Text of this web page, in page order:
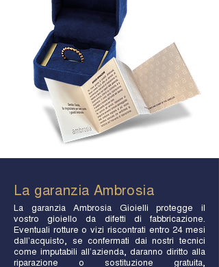
La garanzia Ambrosia
La garanzia Ambrosia Gioielli protegge il
vostro gioiello da difetti di fabbricazione.
Eventuali rotture o vizi riscontrati entro 24 mesi
dall’acquisto, se confermati dai nostri tecnici
come imputabili all’azienda, daranno diritto alla
riparazione o sostituzione gratuita,